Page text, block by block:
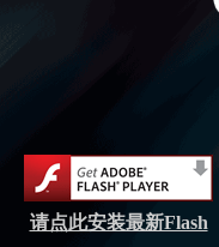
请点此安装最新Flash